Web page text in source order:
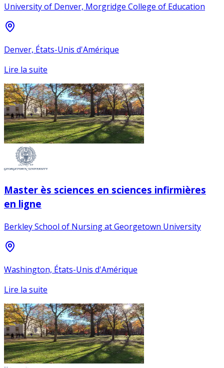
University of Denver, Morgridge College of Education
Denver, États-Unis d'Amérique
Lire la suite
Master ès sciences en sciences infirmières
en ligne
Berkley School of Nursing at Georgetown University
Washington, États-Unis d'Amérique
Lire la suite